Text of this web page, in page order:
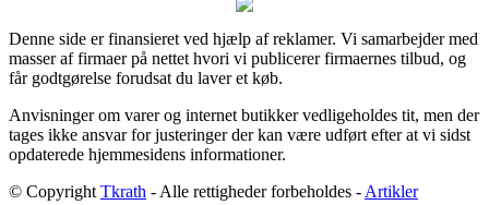
Denne side er finansieret ved hjælp af reklamer. Vi samarbejder med
masser af firmaer på nettet hvori vi publicerer firmaernes tilbud, og
får godtgørelse forudsat du laver et køb.
Anvisninger om varer og internet butikker vedligeholdes tit, men der
tages ikke ansvar for justeringer der kan være udført efter at vi sidst
opdaterede hjemmesidens informationer.
© Copyright Tkrath - Alle rettigheder forbeholdes - Artikler